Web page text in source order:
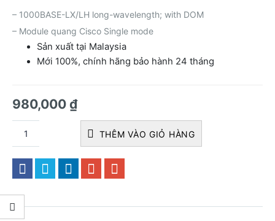
– 1000BASE-LX/LH long-wavelength; with DOM
– Module quang Cisco Single mode
Sản xuất tại Malaysia
Mới 100%, chính hãng bảo hành 24 tháng
980,000 ₫
THÊM VÀO GIỎ HÀNG